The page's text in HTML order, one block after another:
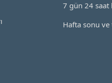
7 gün 24
Hafta sonu